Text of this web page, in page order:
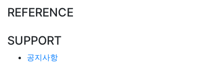
REFERENCE
SUPPORT
공지사항